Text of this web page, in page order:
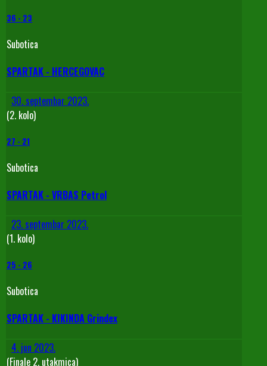
36 - 23
Subotica
SPARTAK - HERCEGOVAC
30. septembar 2023.
(2. kolo)
27 - 21
Subotica
SPARTAK - VRBAS Petrol
23. septembar 2023.
(1. kolo)
25 - 26
Subotica
SPARTAK - KIKINDA Grindex
4. jun 2023.
(Finale 2. utakmica)